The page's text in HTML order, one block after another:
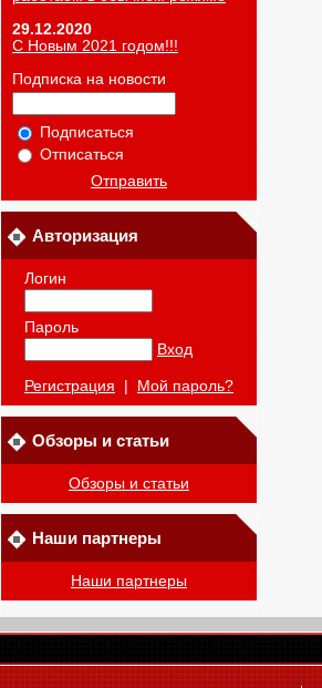
29.12.2020
С Новым 2021 годом!!!
Подписка на новости
Подписаться
Отписаться
Отправить
Авторизация
Логин
Пароль
Вход
Регистрация Мой пароль?
Обзоры и статьи
Обзоры и статьи
Наши партнеры
Наши партнеры